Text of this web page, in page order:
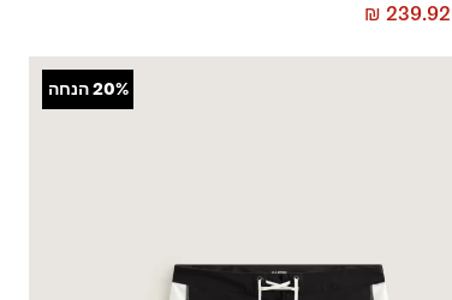
₪ 239.92
20%הנחה